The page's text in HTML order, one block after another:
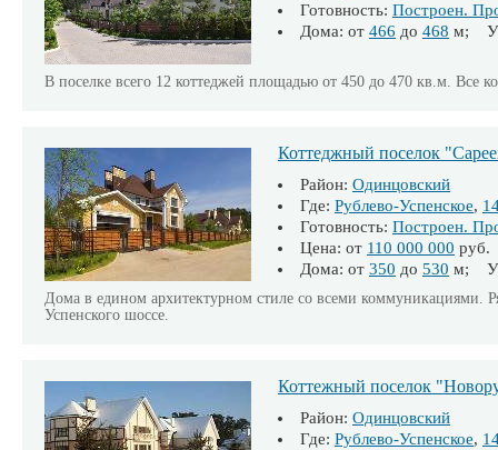
Готовность: Построен.
Дома: от 466 до 468 м;
В поселке всего 12 коттеджей площадью от 450 до 470 кв.м. Все
Коттеджный поселок
Район: Одинцовский
Где: Рублево-Успенское,
Готовность: Построен.
Цена: от 110 000 000 руб.
Дома: от 350 до 530 м;
Дома в едином архитектурном стиле со всеми коммуникациями.
Успенского шоссе.
Коттежный поселок
Район: Одинцовский
Где: Рублево-Успенское,